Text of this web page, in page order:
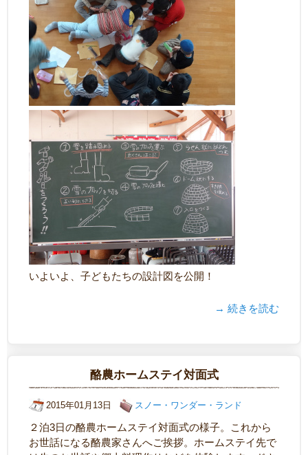
いよいよ、子どもたちの設計図を公開！
→ 続きを読む
酪農ホームステイ対面式
2015年01月13日 スノー・ワンダー・ランド
２泊3日の酪農ホームステイ対面式の様子。これから
お世話になる酪農家さんへご挨拶。ホームステイ先で